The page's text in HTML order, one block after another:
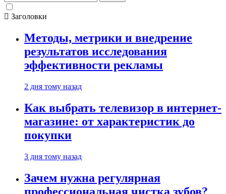
Заголовки
Методы, метрики и внедрение
результатов исследования
эффективности рекламы
2 дня тому назад
Как выбрать телевизор в интернет-
магазине: от характеристик до
покупки
3 дня тому назад
Зачем нужна регулярная
профессиональная чистка зубов?